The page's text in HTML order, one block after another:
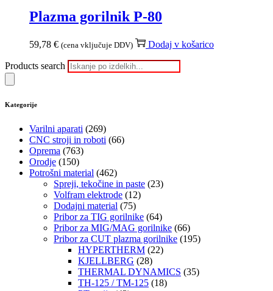
Plazma gorilnik P-80
59,78 € (cena vključuje DDV) Dodaj v košarico
Products search
Kategorije
Varilni aparati (269)
CNC stroji in roboti (66)
Oprema (763)
Orodje (150)
Potrošni material (462)
Spreji, tekočine in paste (23)
Volfram elektrode (12)
Dodajni material (75)
Pribor za TIG gorilnike (64)
Pribor za MIG/MAG gorilnike (66)
Pribor za CUT plazma gorilnike (195)
HYPERTHERM (22)
KJELLBERG (28)
THERMAL DYNAMICS (35)
TH-125 / TM-125 (18)